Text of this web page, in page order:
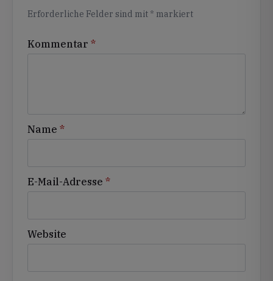
Erforderliche Felder sind mit * markiert
Kommentar *
Name *
E-Mail-Adresse *
Website